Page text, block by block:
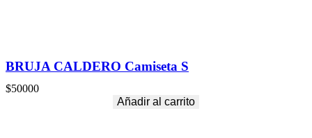
BRUJA CALDERO Camiseta S
$50000
Añadir al carrito